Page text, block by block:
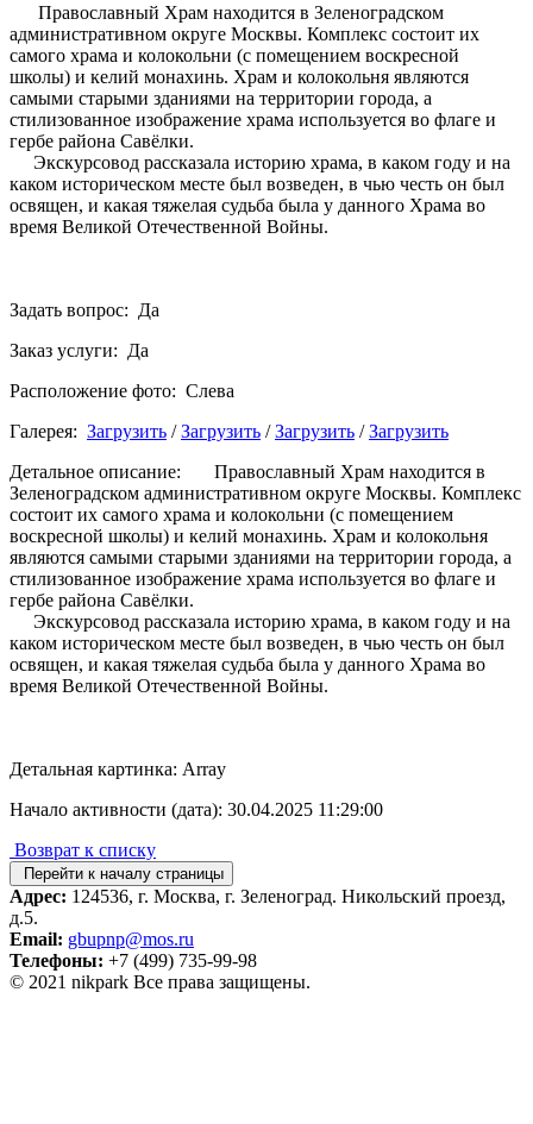
Православный Храм находится в Зеленоградском
административном округе Москвы. Комплекс состоит их
самого храма и колокольни (с помещением воскресной
школы) и келий монахинь. Храм и колокольня являются
самыми старыми зданиями на территории города, а
стилизованное изображение храма используется во флаге и
гербе района Савёлки.
Экскурсовод рассказала историю храма, в каком году и на
каком историческом месте был возведен, в чью честь он был
освящен, и какая тяжелая судьба была у данного Храма во
время Великой Отечественной Войны.
Задать вопрос: Да
Заказ услуги: Да
Расположение фото: Слева
Галерея: Загрузить /Загрузить /Загрузить /Загрузить
Детальное описание: Православный Храм находится в
Зеленоградском административном округе Москвы. Комплекс
состоит их самого храма и колокольни (с помещением
воскресной школы) и келий монахинь. Храм и колокольня
являются самыми старыми зданиями на территории города, а
стилизованное изображение храма используется во флаге и
гербе района Савёлки.
Экскурсовод рассказала историю храма, в каком году и на
каком историческом месте был возведен, в чью честь он был
освящен, и какая тяжелая судьба была у данного Храма во
время Великой Отечественной Войны.
Детальная картинка: Array
Начало активности (дата): 30.04.2025 11:29:00
Возврат к списку
Перейти к началу страницы
Адрес: 124536, г. Москва, г. Зеленоград. Никольский проезд,
д.5.
Email: gbupnp@mos.ru
Телефоны: +7 (499) 735-99-98
© 2021 nikpark Все права защищены.